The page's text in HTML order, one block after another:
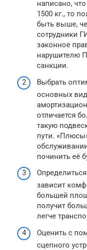
написано,
1500 кг., то
быть выше,
сотрудники
законное
нарушителю
санкции.
Выбрать
основных
отличается
такую
пути.
починить её
зависит
большей
получит
легче
Оценить с
сцепного